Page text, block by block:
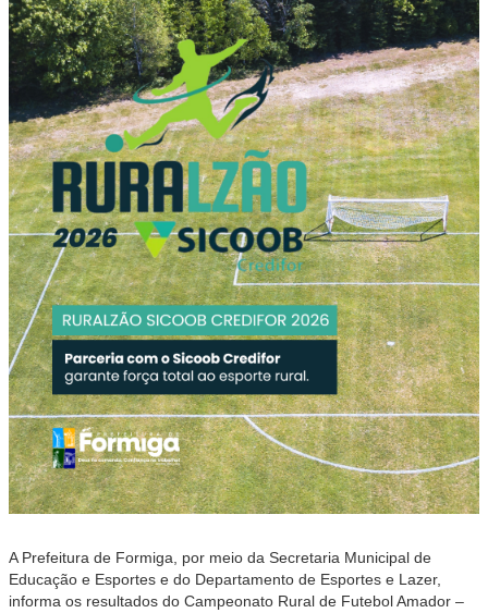
A Prefeitura de Formiga, por meio da Secretaria Municipal de
Educação e Esportes e do Departamento de Esportes e Lazer,
informa os resultados do Campeonato Rural de Futebol Amador –